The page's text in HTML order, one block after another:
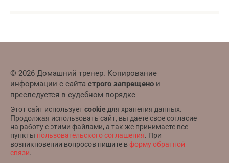
© 2026 Домашний тренер. Копирование
информации с сайта строго запрещено и
преследуется в судебном порядке
Этот сайт используетcookie для хранения данных.
Продолжая использовать сайт, вы даете свое согласие
на работу с этими файлами, а так же принимаете все
пункты пользовательского соглашения. При
возникновении вопросов пишите вформу обратной
связи.